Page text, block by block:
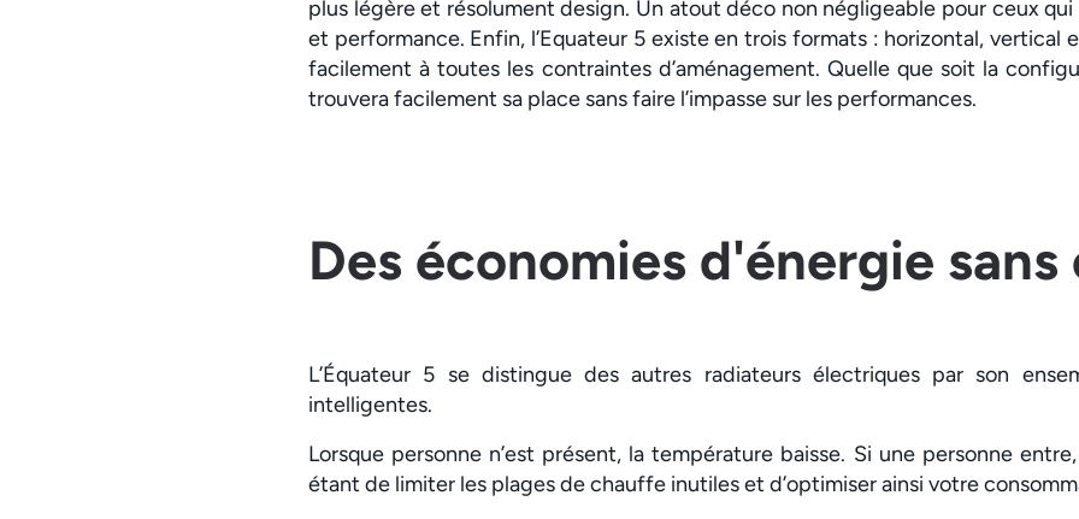
plus légère et résolument design. Un atout déco non négligeable pour ceux
et performance. Enfin, l’Equateur 5 existe en trois formats : horizontal, vertical
facilement à toutes les contraintes d’aménagement. Quelle que soit la
trouvera facilement sa place sans faire l’impasse sur les performances.
Des économies d'énergie
L’Équateur 5 se distingue des autres radiateurs électriques par son
intelligentes.
Lorsque personne n’est présent, la température baisse. Si une personne
étant de limiter les plages de chauffe inutiles et d’optimiser ainsi votre